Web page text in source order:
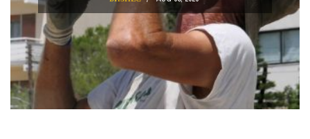
БИЗНЕС AUG 02, 2026